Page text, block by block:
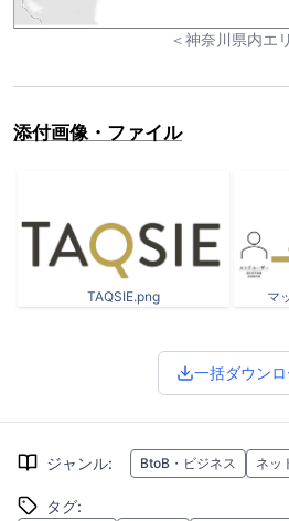
＜神奈川県内エ
添付画像・ファイル
TAQSIE.png マ
一括ダウンロ
ジャンル: BtoB・ビジネス ネッ
タグ: